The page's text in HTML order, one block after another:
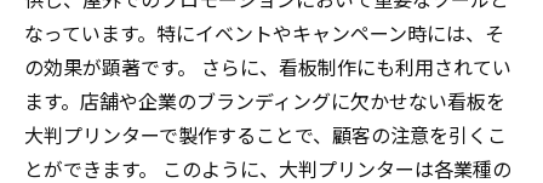
なっています。特にイベントやキャンペーン時には、そ
の効果が顕著です。 さらに、看板制作にも利用されてい
ます。店舗や企業のブランディングに欠かせない看板を
大判プリンターで製作することで、顧客の注意を引くこ
とができます。 このように、大判プリンターは各業種の